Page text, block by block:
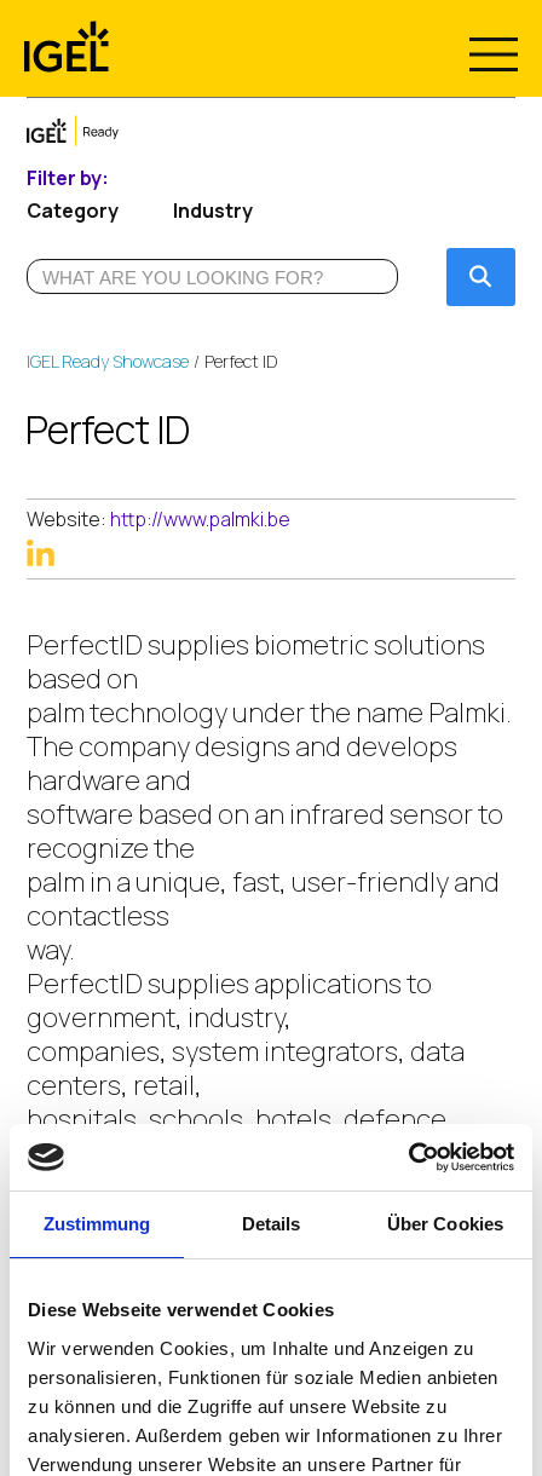
Zustimmung Details Über Cookies
Diese Webseite verwendet Cookies
Wir verwenden Cookies, um Inhalte und Anzeigen zu
personalisieren, Funktionen für soziale Medien anbieten
zu können und die Zugriffe auf unsere Website zu
analysieren. Außerdem geben wir Informationen zu Ihrer
Verwendung unserer Website an unsere Partner für
content
Filter by:
Category
Industry
IGEL Ready Showcase Perfect ID
Perfect ID
Website: http://www.palmki.be
PerfectID supplies biometric solutions
based on
palm technology under the name Palmki.
The company designs and develops
hardware and
software based on an infrared sensor to
recognize the
palm in a unique, fast, user-friendly and
contactless
way.
PerfectID supplies applications to
government, industry,
companies, system integrators, data
centers, retail,
hospitals, schools, hotels, defence, ...
PerfectID is located in Hasselt.
For more information, see
www.palmki.be
CONTACT US